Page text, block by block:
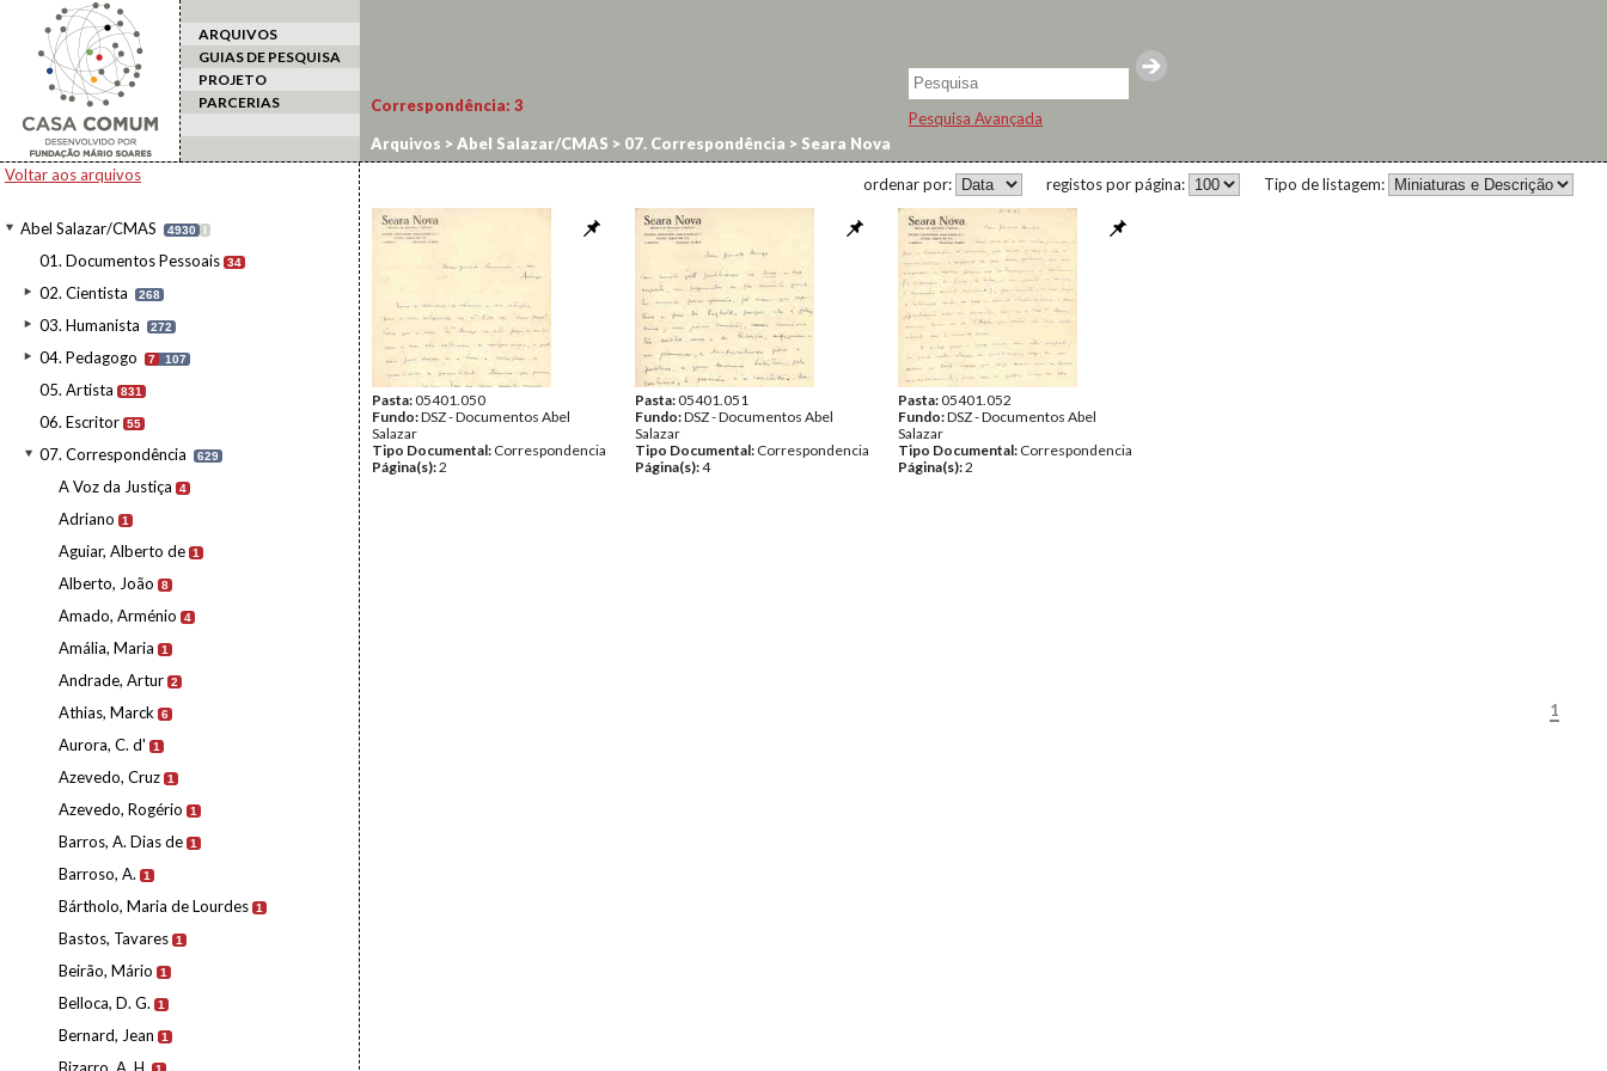
ARQUIVOS
GUIAS DE PESQUISA
PROJETO
PARCERIAS
Pesquisa Avançada
Voltar aos arquivos
Abel Salazar/CMAS 4930 I
01. Documentos Pessoais 34
02. Cientista 268
03. Humanista 272
04. Pedagogo 7 107
05. Artista 831
06. Escritor 55
07. Correspondência 629
A Voz da Justiça 4
Adriano 1
Aguiar, Alberto de 1
Alberto, João 8
Amado, Arménio 4
Amália, Maria 1
Andrade, Artur 2
Athias, Marck 6
Aurora, C. d' 1
Azevedo, Cruz 1
Azevedo, Rogério 1
Barros, A. Dias de 1
Barroso, A. 1
Bártholo, Maria de Lourdes 1
Bastos, Tavares 1
Beirão, Mário 1
Belloca, D. G. 1
Bernard, Jean 1
Correspondência: 3
Arquivos >Abel Salazar/CMAS > 07. Correspondência > Seara Nova
Tipo de listagem:
registos por página:
ordenar por:
Pasta:05401.050
Fundo:DSZ - Documentos Abel
Salazar
Tipo Documental: Correspondencia
Página(s):2
Pasta:05401.051
Fundo:DSZ - Documentos Abel
Salazar
Tipo Documental: Correspondencia
Página(s):4
Pasta:05401.052
Fundo:DSZ - Documentos Abel
Salazar
Tipo Documental: Correspondencia
Página(s):2
1